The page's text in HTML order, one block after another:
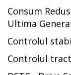
Consum
Ultima
Controlul
Controlul